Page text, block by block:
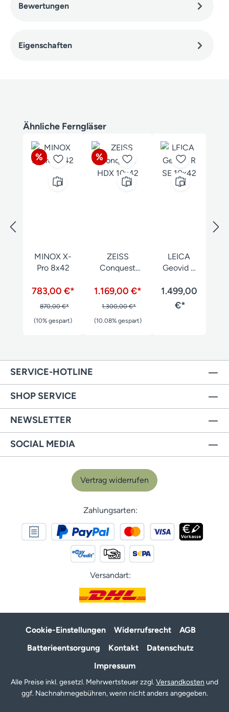
Bewertungen
Eigenschaften
Produktgalerie überspringen
Ähnliche Ferngläser
Rabatt
%
MINOX X-
Pro 8x42
783,00 €*
870,00 €*
(10% gespart)
Rabatt
%
ZEISS
Conquest
1.169,00 €*
1.300,00 €*
(10.08% gespart)
LEICA
Geovid R
1.499,00
€*
SERVICE-HOTLINE
SHOP SERVICE
NEWSLETTER
SOCIAL MEDIA
Vertrag widerrufen
Zahlungsarten:
Versandart:
Cookie-Einstellungen Widerrufsrecht
AGB
Batterieentsorgung
Kontakt
Datenschutz
Impressum
Alle Preise inkl. gesetzl. Mehrwertsteuer zzgl. Versandkosten und
ggf. Nachnahmegebühren, wenn nicht anders angegeben.